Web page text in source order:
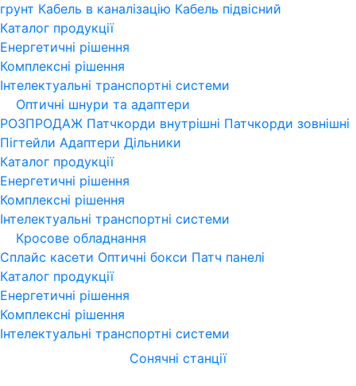
грунт Кабель в каналізацію Кабель підвісний
Каталог продукції
Енергетичні рішення
Комплексні рішення
Інтелектуальні транспортні системи
Оптичні шнури та адаптери
РОЗПРОДАЖ Патчкорди внутрішні Патчкорди зовнішні
Пігтейли Адаптери Дільники
Каталог продукції
Енергетичні рішення
Комплексні рішення
Інтелектуальні транспортні системи
Кросове обладнання
Сплайс касети Оптичні бокси Патч панелі
Каталог продукції
Енергетичні рішення
Комплексні рішення
Інтелектуальні транспортні системи
Сонячні станції